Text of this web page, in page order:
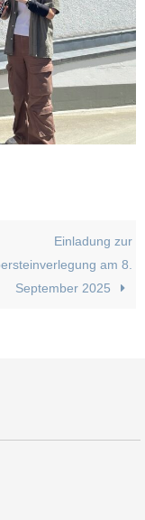
Einladung zur
am 8.
September 2025